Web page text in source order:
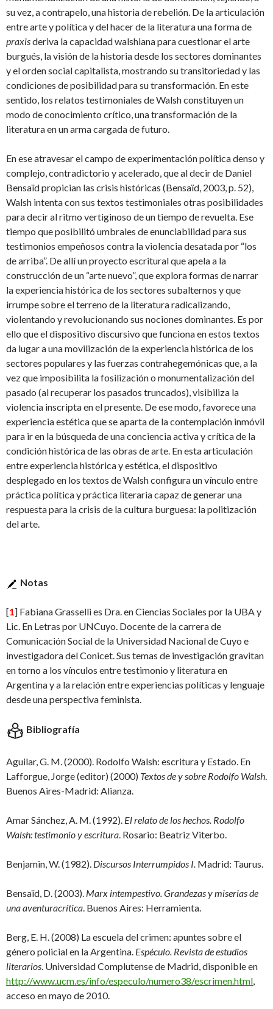
su vez, a contrapelo, una historia de rebelión. De la articulación
entre arte y política y del hacer de la literatura una forma de
praxisderiva la capacidad walshiana para cuestionar el arte
burgués, la visión de la historia desde los sectores dominantes
y el orden social capitalista, mostrando su transitoriedad y las
condiciones de posibilidad para su transformación. En este
sentido, los relatos testimoniales de Walsh constituyen un
modo de conocimiento crítico, una transformación de la
literatura en un arma cargada de futuro.
En ese atravesar el campo de experimentación política denso y
complejo, contradictorio y acelerado, que al decir de Daniel
Bensaïd propician las crisis históricas (Bensaïd, 2003, p. 52),
Walsh intenta con sus textos testimoniales otras posibilidades
para decir al ritmo vertiginoso de un tiempo de revuelta. Ese
tiempo que posibilitó umbrales de enunciabilidad para sus
testimonios empeñosos contra la violencia desatada por “los
de arriba”. De allí un proyecto escritural que apela a la
construcción de un “arte nuevo”, que explora formas de narrar
la experiencia histórica de los sectores subalternos y que
irrumpe sobre el terreno de la literatura radicalizando,
violentando y revolucionando sus nociones dominantes. Es por
ello que el dispositivo discursivo que funciona en estos textos
da lugar a una movilización de la experiencia histórica de los
sectores populares y las fuerzas contrahegemónicas que, a la
vez que imposibilita la fosilización o monumentalización del
pasado (al recuperar los pasados truncados), visibiliza la
violencia inscripta en el presente. De ese modo, favorece una
experiencia estética que se aparta de la contemplación inmóvil
para ir en la búsqueda de una conciencia activa y crítica de la
condición histórica de las obras de arte. En esta articulación
entre experiencia histórica y estética, el dispositivo
desplegado en los textos de Walsh configura un vínculo entre
práctica política y práctica literaria capaz de generar una
respuesta para la crisis de la cultura burguesa: la politización
del arte.
Notas
[1] Fabiana Grasselli es Dra. en Ciencias Sociales por la UBA y
Lic. En Letras por UNCuyo. Docente de la carrera de
Comunicación Social de la Universidad Nacional de Cuyo e
investigadora del Conicet. Sus temas de investigación gravitan
en torno a los vínculos entre testimonio y literatura en
Argentina y a la relación entre experiencias políticas y lenguaje
desde una perspectiva feminista.
Bibliografía
Aguilar, G. M. (2000). Rodolfo Walsh: escritura y Estado. En
Lafforgue, Jorge (editor) (2000) Textos de y sobre Rodolfo Walsh.
Buenos Aires-Madrid: Alianza.
Amar Sánchez, A. M. (1992). El relato de los hechos. Rodolfo
Walsh: testimonio y escritura. Rosario: Beatriz Viterbo.
Benjamin, W. (1982). Discursos Interrumpidos I. Madrid: Taurus.
Bensaïd, D. (2003). Marx intempestivo. Grandezas y miserias de
una aventuracrítica. Buenos Aires: Herramienta.
Berg, E. H. (2008) La escuela del crimen: apuntes sobre el
género policial en la Argentina. Espéculo. Revista de estudios
literarios. Universidad Complutense de Madrid, disponible en
http://www.ucm.es/info/especulo/numero38/escrimen.html,
acceso en mayo de 2010.